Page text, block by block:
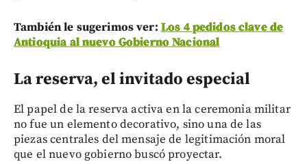
También le sugerimos ver: Los 4 pedidos clave de
Antioquia al nuevo Gobierno Nacional
La reserva, el invitado especial
El papel de la reserva activa en la ceremonia militar
no fue un elemento decorativo, sino una de las
piezas centrales del mensaje de legitimación moral
que el nuevo gobierno buscó proyectar.